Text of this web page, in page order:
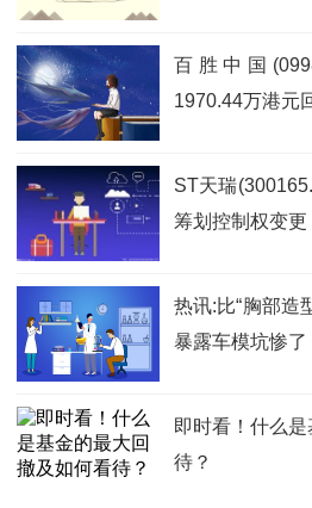
百胜中国
1970.44万港元
ST天瑞
筹划控制权变
热讯:比“胸部造
暴露车模坑惨了
即时看！什么
待？